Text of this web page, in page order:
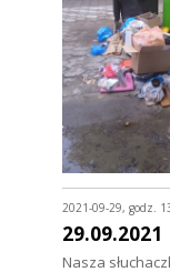
2021-09-29, godz.
29.09.2021
Nasza